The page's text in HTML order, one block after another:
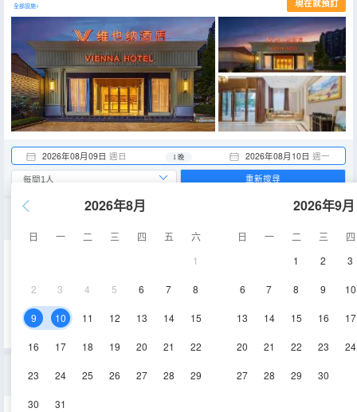
全部設施> 現在就預訂
2026年08月09日 週日 2026年08月10日 週一
1 晚
2026年8月
日 一 二 三 四 五
六
1
2 3 4 5 6 7 8
9 10 11 12 13 14 15
16 17 18 19 20 21 22
23 24 25 26 27 28 29
30 31
2026年9月
日 一 二 三
四
1
2 3
6 7 8 9 10
13 14 15 16 17
20 21 22 23 24
27 28 29 30
重新搜尋
25-38㎡ 空調
高級好萊塢大床房